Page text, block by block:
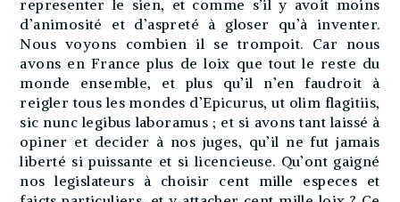
representer le sien, et comme s’il y avoit moins
d’animosité et d’aspreté à gloser qu’à inventer.
Nous voyons combien il se trompoit. Car nous
avons en France plus de loix que tout le reste du
monde ensemble, et plus qu’il n’en faudroit à
reigler tous les mondes d’Epicurus, ut olim flagitiis,
sic nunc legibus laboramus ; et si avons tant laissé à
opiner et decider à nos juges, qu’il ne fut jamais
liberté si puissante et si licencieuse. Qu’ont gaigné
nos legislateurs à choisir cent mille especes et